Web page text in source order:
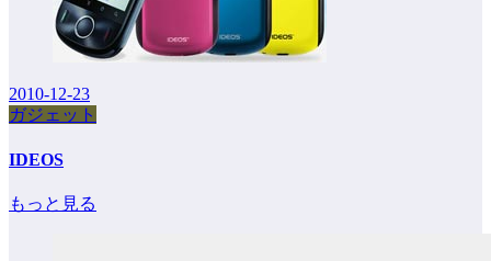
2010-12-23
ガジェット
IDEOS
もっと見る